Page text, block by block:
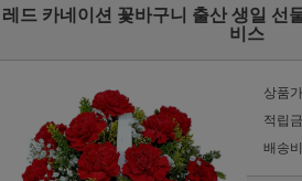
레드 카네이션 꽃바구니 출산 생일 선
비스
상품가
적립금
배송비